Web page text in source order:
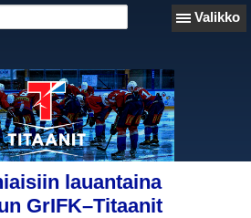
Valikko
lauantaina
GrIFK–Titaanit